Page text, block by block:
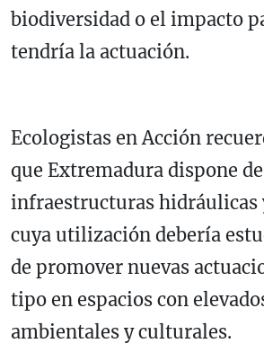
biodiversidad o el impacto
tendría la actuación.
Ecologistas en Acción
que Extremadura dispone
infraestructuras hidráulicas
cuya utilización debería
de promover nuevas
tipo en espacios con
ambientales y culturales.